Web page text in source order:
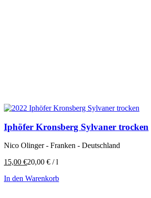
Iphöfer Kronsberg Sylvaner trocken
Nico Olinger - Franken - Deutschland
15,00 €20,00 € /l
In den Warenkorb